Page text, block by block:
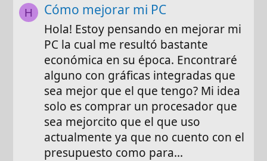
H Cómo mejorar mi PC
Hola! Estoy pensando en mejorar mi
PC la cual me resultó bastante
económica en su época. Encontraré
alguno con gráficas integradas que
sea mejor que el que tengo? Mi idea
solo es comprar un procesador que
sea mejorcito que el que uso
actualmente ya que no cuento con el
presupuesto como para...